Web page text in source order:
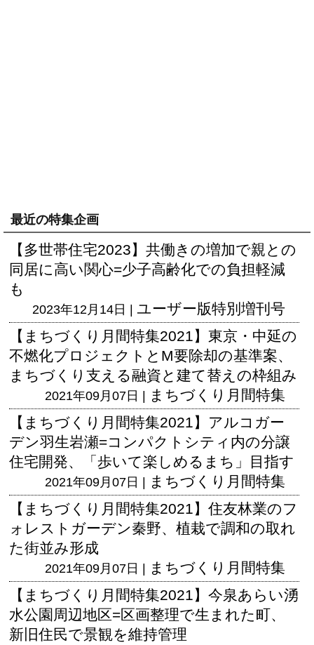
最近の特集企画
【多世帯住宅2023】共働きの増加で親との
同居に高い関心=少子高齢化での負担軽減
も
2023年12月14日 | ユーザー版特別増刊号
【まちづくり月間特集2021】東京・中延の
不燃化プロジェクトとM要除却の基準案、
まちづくり支える融資と建て替えの枠組み
2021年09月07日 |
まちづくり月間特集
【まちづくり月間特集2021】アルコガー
デン羽生岩瀬=コンパクトシティ内の分譲
住宅開発、「歩いて楽しめるまち」目指す
2021年09月07日 |
まちづくり月間特集
【まちづくり月間特集2021】住友林業のフ
ォレストガーデン秦野、植栽で調和の取れ
た街並み形成
2021年09月07日 |
まちづくり月間特集
【まちづくり月間特集2021】今泉あらい湧
水公園周辺地区=区画整理で生まれた町、
新旧住民で景観を維持管理